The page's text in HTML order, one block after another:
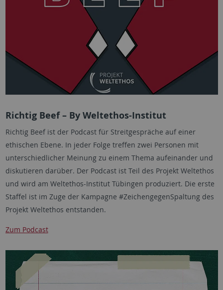
Richtig Beef – By Weltethos-Institut
Richtig Beef ist der Podcast für Streitgespräche auf einer
ethischen Ebene. In jeder Folge treffen zwei Personen mit
unterschiedlicher Meinung zu einem Thema aufeinander und
diskutieren darüber. Der Podcast ist Teil des Projekt Weltethos
und wird am Weltethos-Institut Tübingen produziert. Die erste
Staffel ist im Zuge der Kampagne #ZeichengegenSpaltung des
Projekt Weltethos entstanden.
Zum Podcast